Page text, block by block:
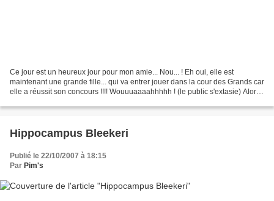
Ce jour est un heureux jour pour mon amie... Nou... ! Eh oui, elle est
maintenant une grande fille... qui va entrer jouer dans la cour des Grands car
elle a réussit son concours !!!! Wouuuaaaahhhhh ! (le public s'extasie) Alors
Hippocampus Bleekeri
Publié le 22/10/2007 à 18:15
Par Pim's